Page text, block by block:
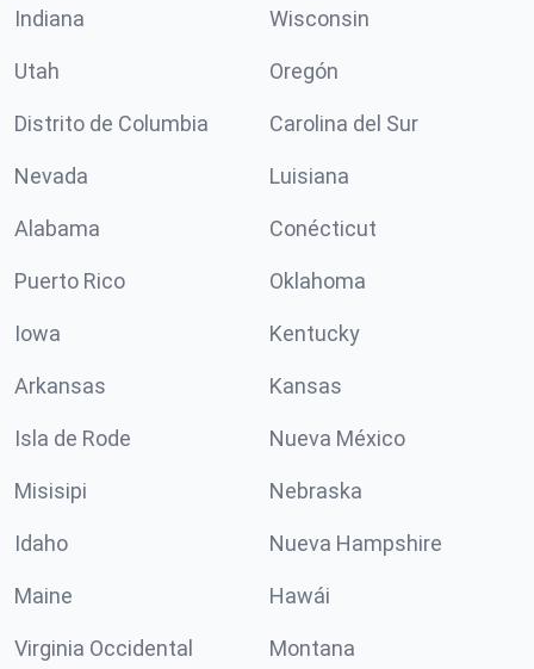
Indiana Wisconsin
Utah Oregón
Distrito de Columbia Carolina del Sur
Nevada Luisiana
Alabama Conécticut
Puerto Rico Oklahoma
Iowa Kentucky
Arkansas Kansas
Isla de Rode Nueva México
Misisipi Nebraska
Idaho Nueva Hampshire
Maine Hawái
Virginia Occidental Montana